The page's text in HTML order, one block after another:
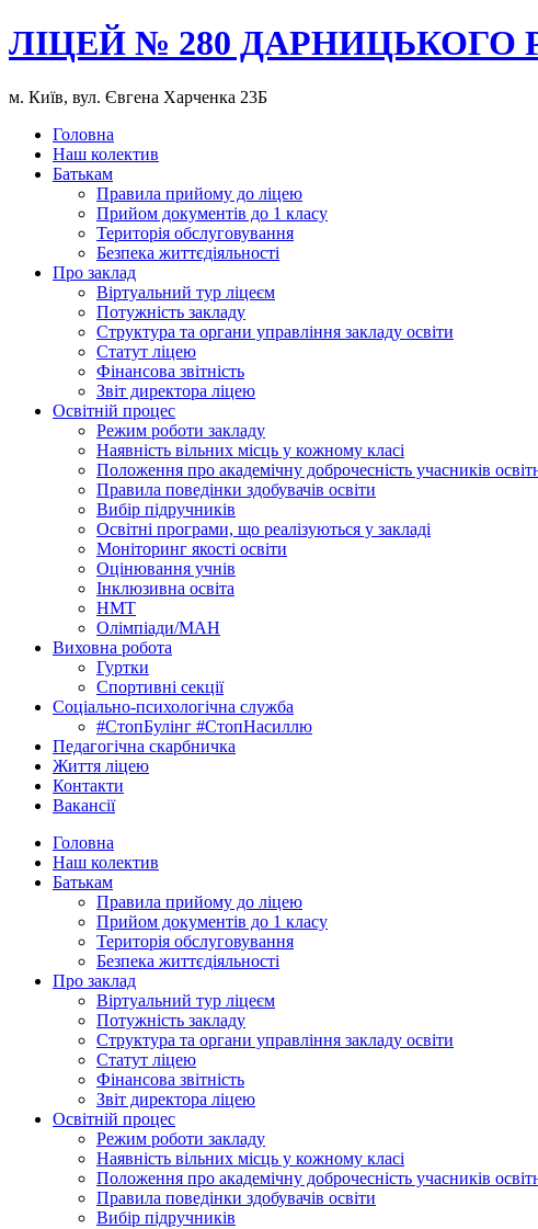
ЛІЦЕЙ № 280 ДАРНИЦЬКОГО
м. Київ, вул. Євгена Харченка 23Б
Головна
Наш колектив
Батькам
Правила прийому до ліцею
Прийом документів до 1 класу
Територія обслуговування
Безпека життєдіяльності
Про заклад
Віртуальний тур ліцеєм
Потужність закладу
Структура та органи управління закладу освіти
Статут ліцею
Фінансова звітність
Звіт директора ліцею
Освітній процес
Режим роботи закладу
Наявність вільних місць у кожному класі
Положення про академічну доброчесність учасників
Правила поведінки здобувачів освіти
Вибір підручників
Освітні програми, що реалізуються у закладі
Моніторинг якості освіти
Оцінювання учнів
Інклюзивна освіта
НМТ
Олімпіади/МАН
Виховна робота
Гуртки
Спортивні секції
Соціально-психологічна служба
#СтопБулінг #СтопНасиллю
Педагогічна скарбничка
Життя ліцею
Контакти
Вакансії
Головна
Наш колектив
Батькам
Правила прийому до ліцею
Прийом документів до 1 класу
Територія обслуговування
Безпека життєдіяльності
Про заклад
Віртуальний тур ліцеєм
Потужність закладу
Структура та органи управління закладу освіти
Статут ліцею
Фінансова звітність
Звіт директора ліцею
Освітній процес
Режим роботи закладу
Наявність вільних місць у кожному класі
Положення про академічну доброчесність учасників
Правила поведінки здобувачів освіти
Вибір підручників